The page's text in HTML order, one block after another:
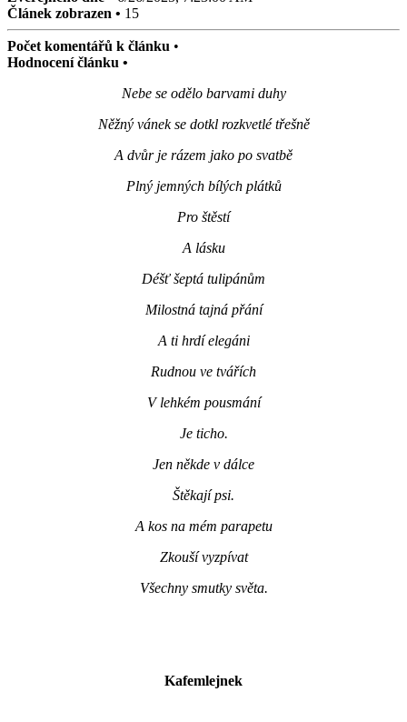
Článek zobrazen • 15
Počet komentářů k článku •
Hodnocení článku •
Nebe se odělo barvami duhy
Něžný vánek se dotkl rozkvetlé třešně
A dvůr je rázem jako po svatbě
Plný jemných bílých plátků
Pro štěstí
A lásku
Déšť šeptá tulipánům
Milostná tajná přání
A ti hrdí elegáni
Rudnou ve tvářích
V lehkém pousmání
Je ticho.
Jen někde v dálce
Štěkají psi.
A kos na mém parapetu
Zkouší vyzpívat
Všechny smutky světa.
Kafemlejnek